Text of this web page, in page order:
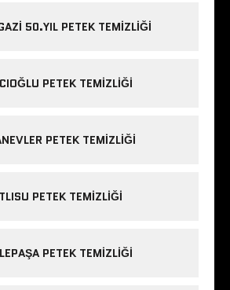
50.YIL PETEK TEMIZLIĞI
PETEK TEMIZLIĞI
PETEK TEMIZLIĞI
PETEK TEMIZLIĞI
PETEK TEMIZLIĞI